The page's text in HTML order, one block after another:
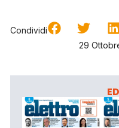
Condividi
29